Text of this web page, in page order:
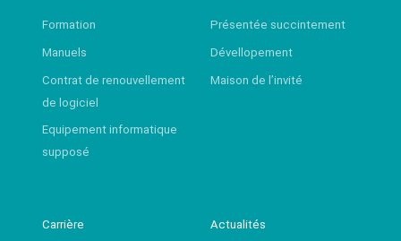
Formation
Manuels
Contrat de renouvellement
de logiciel
Equipement informatique
supposé
Présentée succintement
Dévellopement
Maison de l’invité
Carrière Actualités